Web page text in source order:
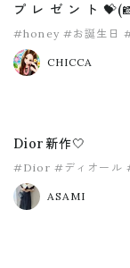
プ レ ゼ ン ト
#honey #お誕生日
#バースデープレゼン
CHICCA
Dior新作🤍
#Dior #ディオール
ASAMI